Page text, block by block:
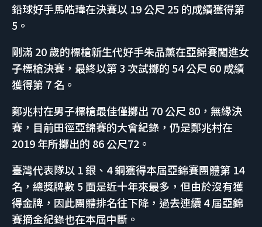
鉛球好手馬皓瑋在決賽以 19 公尺 25 的成績獲得第
5。
剛滿 20 歲的標槍新生代好手朱品薰在亞錦賽闖進女
子標槍決賽，最終以第 3 次試擲的 54 公尺 60 成績
獲得第 7 名。
鄭兆村在男子標槍最佳僅擲出 70 公尺 80，無緣決
賽，目前田徑亞錦賽的大會紀錄，仍是鄭兆村在
2019 年所擲出的 86 公尺72。
臺灣代表隊以 1 銀、4 銅獲得本屆亞錦賽團體第 14
名，總獎牌數 5 面是近十年來最多，但由於沒有獲
得金牌，因此團體排名往下降，過去連續 4 屆亞錦
賽摘金紀錄也在本屆中斷。